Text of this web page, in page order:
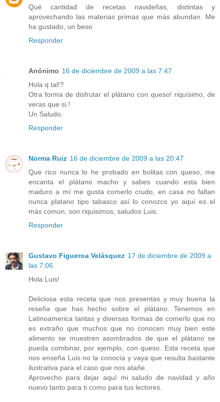
Qué cantidad de recetas navideñas, distintas y
aprovechando las materias primas que más abundan. Me
ha gustado, un beso
Responder
Anónimo 16 de diciembre de 2009 a las 7:47
Hola q tal!?
Otra forma de disfrutar el plátano con queso! riquísimo, de
veras que si.!
Un Saludo.
Responder
Norma Ruiz 16 de diciembre de 2009 a las 20:47
Que rico nunca lo he probado en bolitas con queso, me
encanta el plátano macho y sabes cuando esta bien
maduro a mí me gusta comerlo crudo, en casa no faltan
nunca platano tipo tabasco así lo conozco yo aquí es el
más comun, son riquisimos, saludos Luis.
Responder
Gustavo Figueroa Velásquez 17 de diciembre de 2009 a
las 7:06
Hola Luis!
Deliciosa esta receta que nos presentas y muy buena la
reseña que has hecho sobre el plátano. Tenemos en
Latinoamerica tantas y diversas formas de comerlo que no
es extraño que muchos que no conocen muy bien este
alimento se muestren asombrados de que el plátano se
pueda combinar, por ejemplo, con queso. Esta receta que
nos enseña Luis no la conocía y vaya que resulta bastante
ilustrativa para el caso que nos atañe.
Aprovecho para dejar aquí mi saludo de navidad y año
nuevo tanto para ti como para tus lectores.